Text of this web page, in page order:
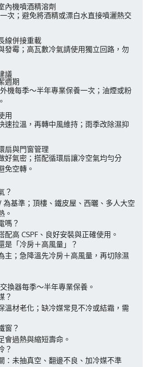
內機噴酒精溶劑
次；避免將酒精或漂白水直接噴灑熱交
線併接重載
發霉；高瓦數冷氣請使用獨立回路，勿
議
週期
機每季～半年專業保養一次；油煙或粉
用
速拉溫，再轉中風維持；雨季改除濕抑
扇與門窗管理
好氣密；搭配循環扇讓冷空氣均勻分
免空轉。
？
基準；頂樓、鐵皮屋、西曬、多人大空
。
嗎？
配高 CSPF、良好安裝與正確使用。
是「冷房＋高風量」？
主；急降溫先冷房＋高風量，再切除濕
換器每季～半年專業保養。
？
溫材老化；缺冷媒常見不冷或結霜，需
窗？
會過熱與縮短壽命。
？
：未抽真空、翻邊不良、加冷媒不準